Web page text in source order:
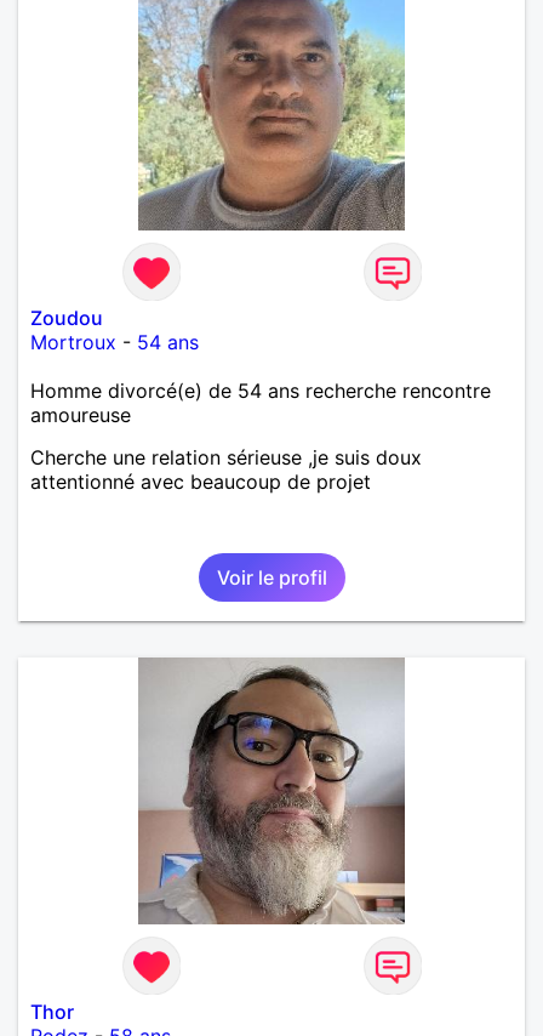
Zoudou
Mortroux - 54 ans
Homme divorcé(e) de 54 ans recherche rencontre
amoureuse
Cherche une relation sérieuse ,je suis doux
attentionné avec beaucoup de projet
Voir le profil
Thor